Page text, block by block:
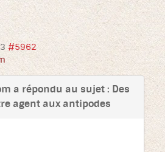
#5962
a répondu au sujet : Des
agent aux antipodes